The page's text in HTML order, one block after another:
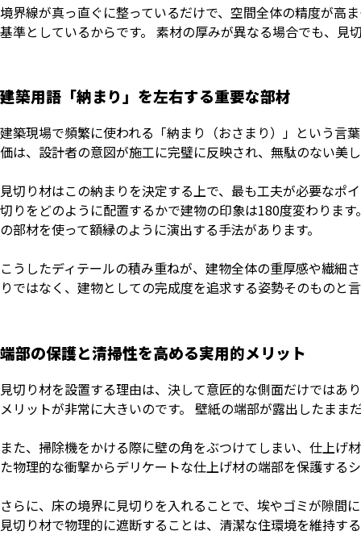
境界線が真っ直ぐに整っているだけで、空間全体の精度が高
基準としているからです。 素材の厚みが異なる場合でも、
建築用語「納まり」を左右する重要な部材
建築現場で頻繁に使われる「納まり（おさまり）」という言
価は、設計者の意図が施工に完璧に反映され、無駄のない美
見切り材はこの納まりを決定する上で、最も工夫が必要なポ
切りをどのように配置するかで建物の印象は180度変わりま
の部材を使って額縁のように演出する手法があります。
こうしたディテールの積み重ねが、建物全体の重厚感や繊細
りではなく、建物としての完成度を追求する姿勢そのものと
端部の保護と清掃性を高める実用的メリット
見切り材を設置する理由は、決して意匠的な側面だけでは
メリットが非常に大きいのです。 壁紙の端部が露出したま
また、掃除機をかける際に壁の角をぶつけてしまい、仕上げ
た物理的な衝撃からデリケートな仕上げ材の端部を保護する
さらに、床の境界に見切りを入れることで、埃やゴミが隙間
見切り材で物理的に遮断することは、清潔な住環境を維持す